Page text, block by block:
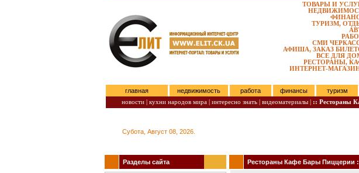
ТОВАРЫ И
ТУРИЗМ,
СМИ
АФИША, ЗАКАЗ
ВСЕ ДЛЯ
РЕСТОРАНЫ,
ИНТЕРНЕТ-
главная недвижимость работа финансы туризм
новости | кухни народов мира | интересно знать | видеоматериалы | :: Рестораны
Субота, Август 08, 2026.
Разделы сайта Рестораны Кафе Бары Пиццерии